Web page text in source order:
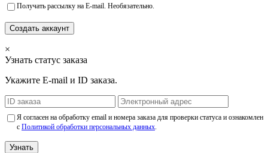
Получать рассылку на E-mail. Необязательно.
Создать аккаунт
×
Узнать статус заказа
Укажите E-mail и ID заказа.
Я согласен на обработку email и номера заказа для проверки статуса и ознакомлен
с Политикой обработки персональных данных.
Узнать